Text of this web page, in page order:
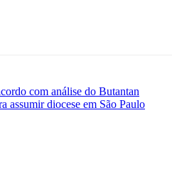
com análise do Butantan
assumir diocese em São Paulo